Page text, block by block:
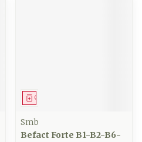
Geneesmiddel
Smb
Befact Forte B1-B2-B6-